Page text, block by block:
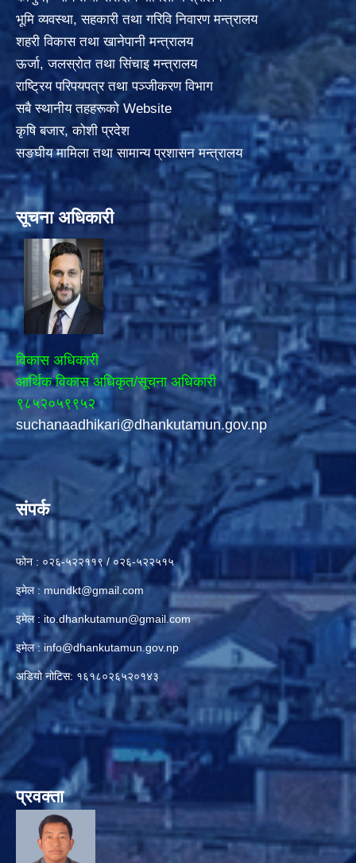
भूमि व्यवस्था, सहकारी तथा गरिवि निवारण मन्त्रालय
शहरी विकास तथा खानेपानी मन्त्रालय
ऊर्जा, जलस्रोत तथा सिंचाइ मन्त्रालय
राष्ट्रिय परिपयपत्र तथा पञ्जीकरण विभाग
सबै स्थानीय तहहरूको Website
कृषि बजार, कोशी प्रदेश
सङघीय मामिला तथा सामान्य प्रशासन मन्त्रालय
सूचना अधिकारी
विकास अधिकारी
आर्थिक विकास अधिकृत/सूचना अधिकारी
९८५२०५९९५२
suchanaadhikari@dhankutamun.gov.np
संपर्क
फोन : ०२६-५२२११९ / ०२६-५२२५१५
इमेल : mundkt@gmail.com
इमेल : ito.dhankutamun@gmail.com
इमेल : info@dhankutamun.gov.np
अडियो नोटिस: १६१८०२६५२०१४३
प्रवक्ता